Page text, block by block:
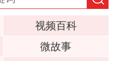
视频百科
微故事